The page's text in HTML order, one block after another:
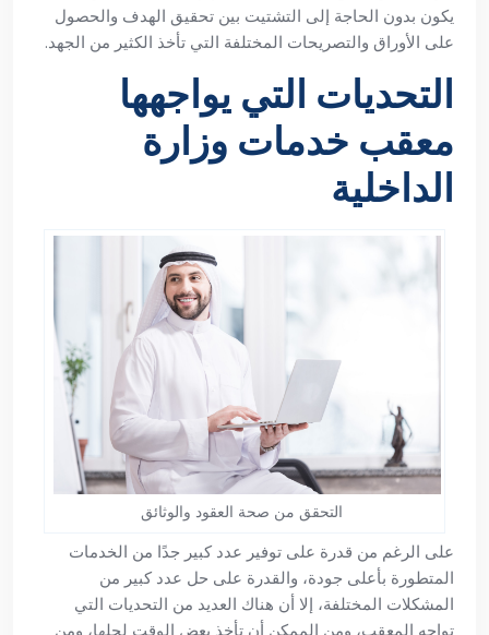
يكون بدون الحاجة إلى التشتيت بين تحقيق الهدف والحصول
على الأوراق والتصريحات المختلفة التي تأخذ الكثير من الجهد.
التحديات التي يواجهها
معقب خدمات وزارة
الداخلية
التحقق من صحة العقود والوثائق
على الرغم من قدرة على توفير عدد كبير جدًا من الخدمات
المتطورة بأعلى جودة، والقدرة على حل عدد كبير من
المشكلات المختلفة، إلا أن هناك العديد من التحديات التي
تواجه المعقب، ومن الممكن أن تأخذ بعض الوقت لحلها، ومن